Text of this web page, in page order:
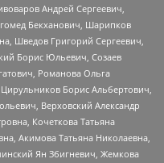
Андрей Сергеевич,
Бекханович, Шарипков
Шведов Григорий Сергеевич,
Борис Юльевич, Созаев
Романова Ольга
Борис Альбертович,
Верховский Александр
Кочеткова Татьяна
Акимова Татьяна Николаевна,
Ян Збигневич, Жемкова